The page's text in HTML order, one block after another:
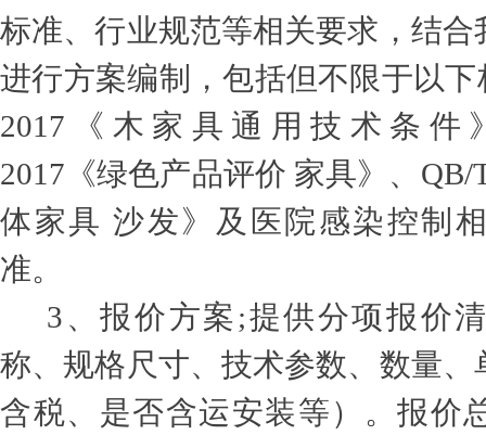
标准、行业规范等相关要求，结
进行方案编制，包括但不限于以下
2017《木家具通用技术条件
2017《绿色产品评价 家具》、QB/
体家具 沙发》及医院感染控制
准。
3 、报价方案;提供分项报价
称、规格尺寸、技术参数、数量
含税、是否含运安装等）。报价